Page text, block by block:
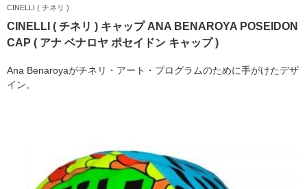
CINELLI ( チネリ )
CINELLI ( チネリ ) キャップ ANA BENAROYA POSEIDON
CAP ( アナ ベナロヤ ポセイドン キャップ )
Ana Benaroyaがチネリ・アート・プログラムのために手がけたデザ
イン。